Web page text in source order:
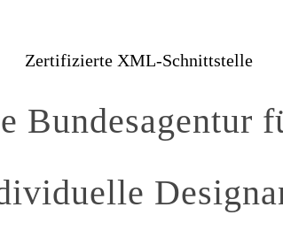
Zertifizierte XML-Schnittstelle
Bundesagentur